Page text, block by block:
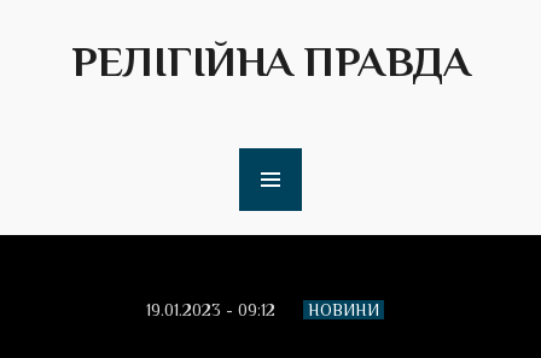
РЕЛІГІЙНА ПРАВДА
19.01.2023 - 09:12 НОВИНИ